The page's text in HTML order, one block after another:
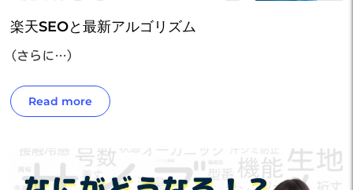
楽天SEOと最新アルゴリズム
(さらに…)
Read more